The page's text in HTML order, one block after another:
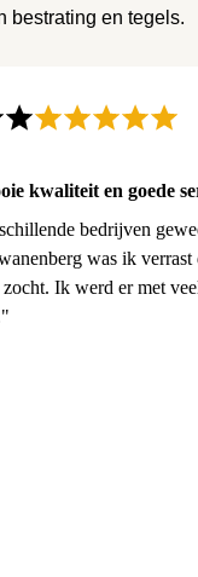
bestrating en tegels.
kwaliteit en goede
bedrijven
was ik verrast
Ik werd er met